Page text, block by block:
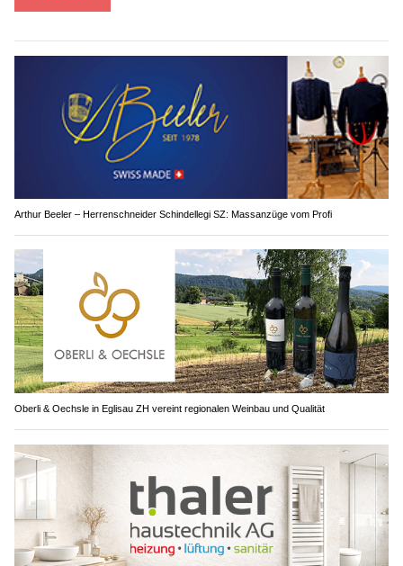
Arthur Beeler – Herrenschneider Schindellegi SZ: Massanzüge vom Profi
Oberli & Oechsle in Eglisau ZH vereint regionalen Weinbau und Qualität